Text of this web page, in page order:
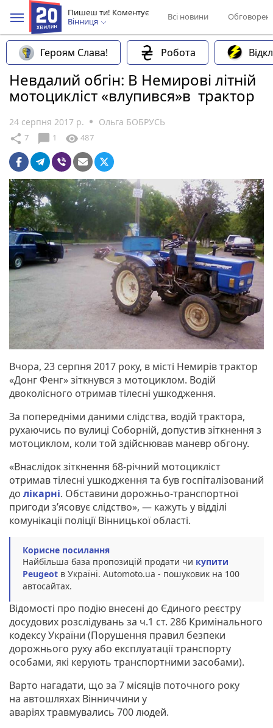
Пишеш ти! Коментує
Вінниця
Всі новини
Героям Слава! Робота
Невдалий обгін: В Немирові літній
мотоцикліст «влупився»в трактор
24 серпня 2017 р. Ольга БОБРУСЬ
share 7 chat_bubble 1 visibility 487
Вчора, 23 серпня 2017 року, в місті Немирів трактор
«Донг Фенг» зіткнувся з мотоциклом. Водій
двоколісного отримав тілесні ушкодження.
За попередніми даними слідства, водій трактора,
рухаючись по вулиці Соборній, допустив зіткнення з
мотоциклом, коли той здійснював маневр обгону.
«Внаслідок зіткнення 68-річний мотоцикліст
отримав тілесні ушкодження та був госпіталізований
до лікарні. Обставини дорожньо-транспортної
пригоди з’ясовує слідство», — кажуть у відділі
комунікації поліції Вінницької області.
Корисне посилання
Найбільша база пропозицій продати чи купити
Peugeot в Україні. Аutomoto.ua - пошуковик на 100
автосайтах.
Відомості про подію внесені до Єдиного реєстру
досудових розслідувань за ч.1 ст. 286 Кримінального
кодексу України (Порушення правил безпеки
дорожнього руху або експлуатації транспорту
особами, які керують транспортними засобами).
Варто нагадати, що за 7 місяців поточного року
на автошляхах Вінниччини у
аваріях травмувались 700 людей.